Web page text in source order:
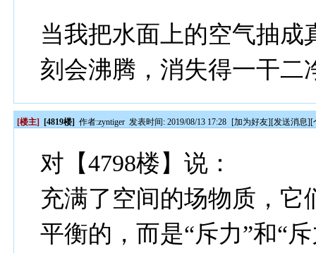
当我把水面上的空气抽
刻会沸腾，消失得一干二
[楼主] [4819楼] 作者:zyntiger 发表时间: 2019/08/13 17:28 [加为好友][发送消息][
对【4798楼】说：
充满了空间的场物质，它
平衡的，而是“斥力”和“